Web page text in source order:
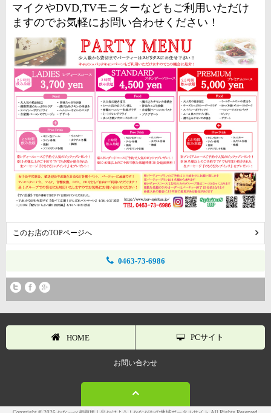
マイクやDVD,TVモニターなどもご利用いただけ
ますのでお気軽にお問い合わせください！
このお店のTOPページへ
0463-73-6986
HOME PCサイト
お問い合わせ